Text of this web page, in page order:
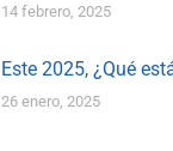
14 febrero, 2025
Este 2025, ¿Qué
26 enero, 2025